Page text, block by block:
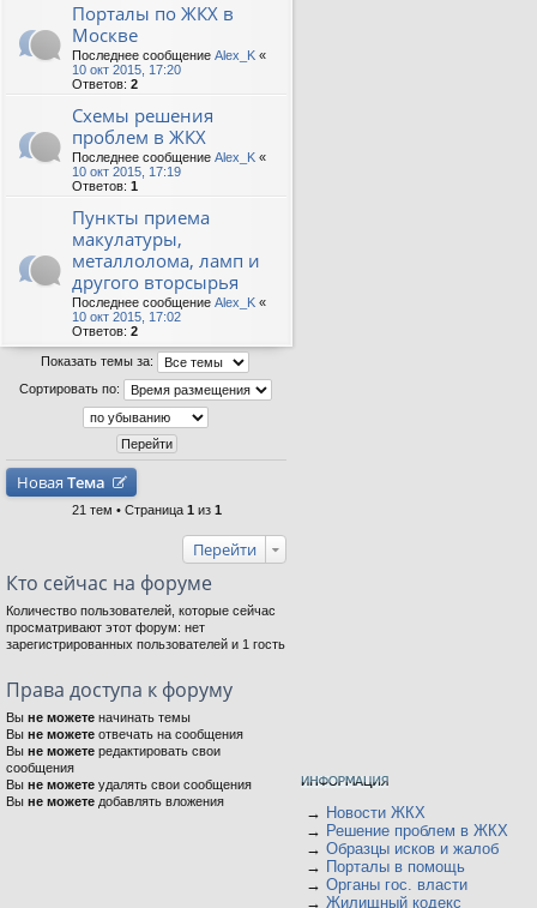
Порталы по ЖКХ в
Москве
Последнее сообщение Alex_K «
10 окт 2015, 17:20
Ответов: 2
Схемы решения
проблем в ЖКХ
Последнее сообщение Alex_K «
10 окт 2015, 17:19
Ответов: 1
Пункты приема
макулатуры,
металлолома, ламп и
другого вторсырья
Последнее сообщение Alex_K «
10 окт 2015, 17:02
Ответов: 2
Показать темы за:
Сортировать по:
Новая Тема
21 тем • Страница 1 из 1
Перейти
Кто сейчас на форуме
Количество пользователей, которые сейчас
просматривают этот форум: нет
зарегистрированных пользователей и 1 гость
Права доступа к форуму
Вы не можете начинать темы
Вы не можете отвечать на сообщения
Вы не можете редактировать свои
сообщения
Вы не можете удалять свои сообщения
Вы не можете добавлять вложения
→ Новости ЖКХ
→ Решение проблем в ЖКХ
→ Образцы исков и жалоб
→ Порталы в помощь
→ Органы гос. власти
→ Жилищный кодекс